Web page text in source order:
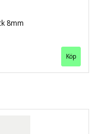
8mm
Köp